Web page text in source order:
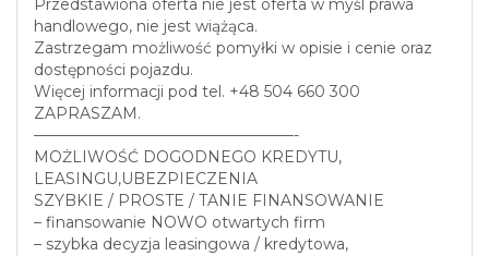
Przedstawiona oferta nie jest oferta w myśl prawa
handlowego, nie jest wiążąca.
Zastrzegam możliwość pomyłki w opisie i cenie oraz
dostępności pojazdu.
Więcej informacji pod tel. +48 504 660 300
ZAPRASZAM.
—————————————————-
MOŻLIWOŚĆ DOGODNEGO KREDYTU,
LEASINGU,UBEZPIECZENIA
SZYBKIE / PROSTE / TANIE FINANSOWANIE
– finansowanie NOWO otwartych firm
– szybka decyzja leasingowa / kredytowa,